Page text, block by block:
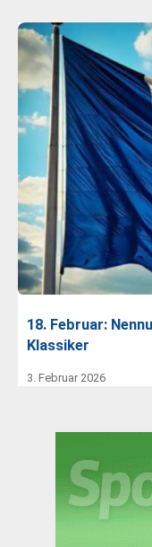
18. Februar:
Klassiker
3. Februar 2026